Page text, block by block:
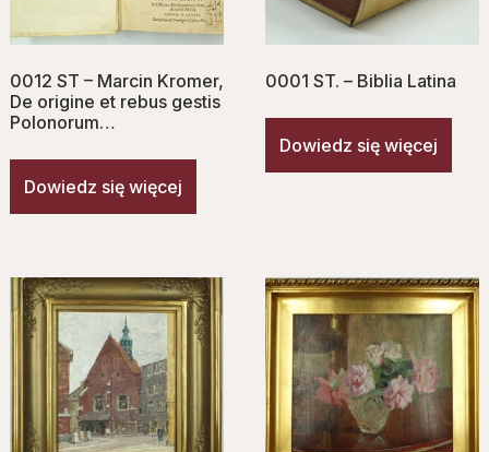
0012 ST – Marcin Kromer,
De origine et rebus gestis
Polonorum…
Dowiedz się więcej
0001 ST. – Biblia Latina
Dowiedz się więcej